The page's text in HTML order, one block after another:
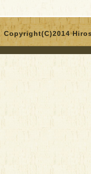
Copyright(C)2014